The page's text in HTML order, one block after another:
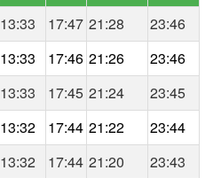
13:33 17:47 21:28
23:46
13:33 17:46 21:26
23:46
13:33 17:45 21:24
23:45
13:32 17:44 21:22
23:44
13:32 17:44 21:20
23:43